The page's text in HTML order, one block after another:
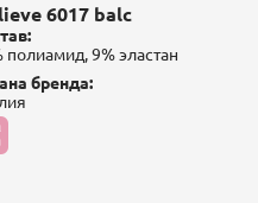
6017 balc
полиамид, 9% эластан
бренда: